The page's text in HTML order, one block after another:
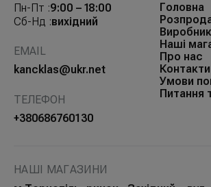
Пн-Пт :9:00 – 18:00
Сб-Нд :вихідний
EMAIL
kancklas@ukr.net
ТЕЛЕФОН
+380686760130
Головна
Наші
Про нас
Контакти
Умови
Питання
НАШІ МАГАЗИНИ